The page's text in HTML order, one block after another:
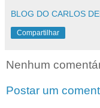
BLOG DO CARLOS
Compartilhar
Nenhum
Postar um